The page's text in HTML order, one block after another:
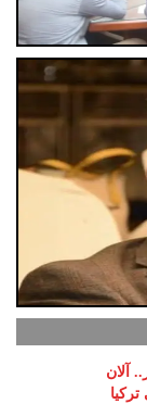
آلان